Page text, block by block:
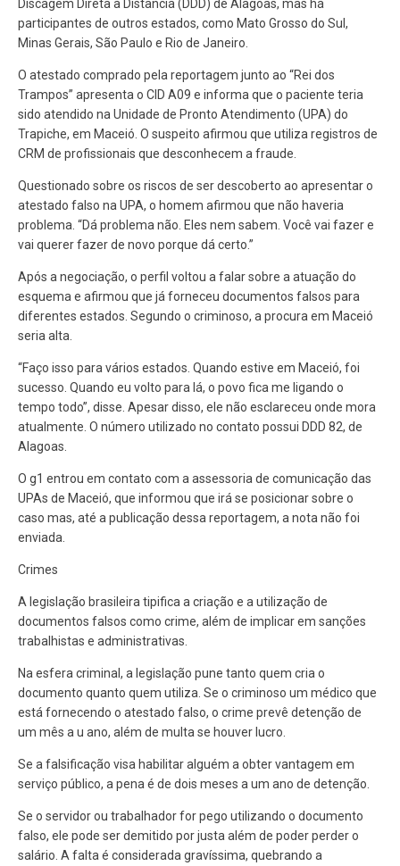
Discagem Direta à Distância (DDD) de Alagoas, mas há
participantes de outros estados, como Mato Grosso do Sul,
Minas Gerais, São Paulo e Rio de Janeiro.
O atestado comprado pela reportagem junto ao “Rei dos
Trampos” apresenta o CID A09 e informa que o paciente teria
sido atendido na Unidade de Pronto Atendimento (UPA) do
Trapiche, em Maceió. O suspeito afirmou que utiliza registros de
CRM de profissionais que desconhecem a fraude.
Questionado sobre os riscos de ser descoberto ao apresentar o
atestado falso na UPA, o homem afirmou que não haveria
problema. “Dá problema não. Eles nem sabem. Você vai fazer e
vai querer fazer de novo porque dá certo.”
Após a negociação, o perfil voltou a falar sobre a atuação do
esquema e afirmou que já forneceu documentos falsos para
diferentes estados. Segundo o criminoso, a procura em Maceió
seria alta.
“Faço isso para vários estados. Quando estive em Maceió, foi
sucesso. Quando eu volto para lá, o povo fica me ligando o
tempo todo”, disse. Apesar disso, ele não esclareceu onde mora
atualmente. O número utilizado no contato possui DDD 82, de
Alagoas.
O g1 entrou em contato com a assessoria de comunicação das
UPAs de Maceió, que informou que irá se posicionar sobre o
caso mas, até a publicação dessa reportagem, a nota não foi
enviada.
Crimes
A legislação brasileira tipifica a criação e a utilização de
documentos falsos como crime, além de implicar em sanções
trabalhistas e administrativas.
Na esfera criminal, a legislação pune tanto quem cria o
documento quanto quem utiliza. Se o criminoso um médico que
está fornecendo o atestado falso, o crime prevê detenção de
um mês a u ano, além de multa se houver lucro.
Se a falsificação visa habilitar alguém a obter vantagem em
serviço público, a pena é de dois meses a um ano de detenção.
Se o servidor ou trabalhador for pego utilizando o documento
falso, ele pode ser demitido por justa além de poder perder o
salário. A falta é considerada gravíssima, quebrando a